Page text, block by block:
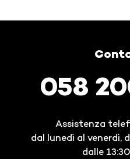
058
Assistenza
dal lunedì al venerdì,
dalle